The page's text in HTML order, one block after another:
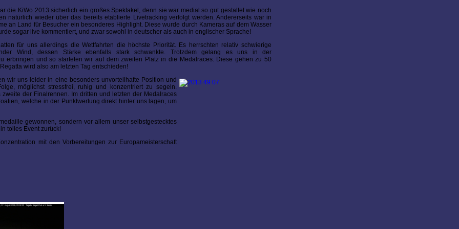
die KiWo 2013 sicherlich ein großes Spektakel, denn sie war medial so gut gestaltet wie noch
natürlich wieder über das bereits etablierte Livetracking verfolgt werden. Andererseits war in
an Land für Besucher ein besonderes Highlight. Diese wurde durch Kameras auf dem Wasser
sogar live kommentiert, und zwar sowohl in deutscher als auch in englischer Sprache!
für uns allerdings die Wettfahrten die höchste Priorität. Es herrschten relativ schwierige
Wind, dessen Stärke ebenfalls stark schwankte. Trotzdem gelang es uns in der
erbringen und so starteten wir auf dem zweiten Platz in die Medalraces. Diese gehen zu 50
wird also am letzten Tag entschieden!
wir uns leider in eine besonders unvorteilhafte Position und
möglichst stressfrei, ruhig und konzentriert zu segeln.
der Finalrennen. Im dritten und letzten der Medalraces
welche in der Punktwertung direkt hinter uns lagen, um
gewonnen, sondern vor allem unser selbstgestecktes
tolles Event zurück!
mit den Vorbereitungen zur Europameisterschaft